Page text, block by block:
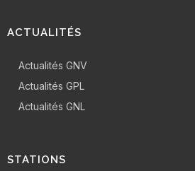
ACTUALITÉS
Actualités GNV
Actualités GPL
Actualités GNL
STATIONS